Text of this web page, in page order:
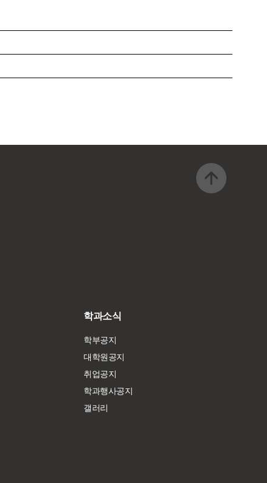
학과소식
학부공지
대학원공지
취업공지
학과행사공지
갤러리